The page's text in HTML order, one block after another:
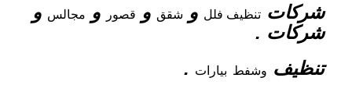
شركات تنظيف فلل و شقق و قصور و مجالس و
شركات .
تنظيف وشفط بيارات .